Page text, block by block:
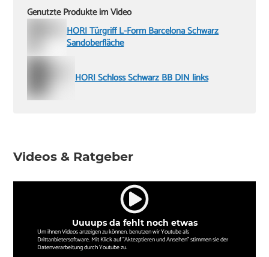
Genutzte Produkte im Video
HORI Türgriff L-Form Barcelona Schwarz
Sandoberfläche
HORI Schloss Schwarz BB DIN links
Videos & Ratgeber
Uuuups da fehlt noch etwas
Um ihnen Videos anzeigen zu können, benutzen wir Youtube als
Drittanbietersoftware. Mit Klick auf "Aktezptieren und Ansehen" stimmen sie der
Datenverarbeitung durch Youtube zu.